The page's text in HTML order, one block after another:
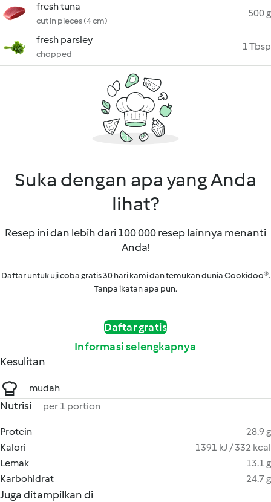
fresh tuna
cut in pieces (4 cm)
500 g
fresh parsley
chopped
1 Tbsp
Suka dengan apa yang Anda
lihat?
Resep ini dan lebih dari 100 000 resep lainnya menanti
Anda!
Daftar untuk uji coba gratis 30 hari kami dan temukan dunia Cookidoo®.
Tanpa ikatan apa pun.
Daftar gratis
Informasi selengkapnya
Kesulitan
mudah
Nutrisi per 1 portion
Protein
28.9 g
Kalori
1391 kJ / 332 kcal
Lemak
13.1 g
Karbohidrat
24.7 g
Juga ditampilkan di